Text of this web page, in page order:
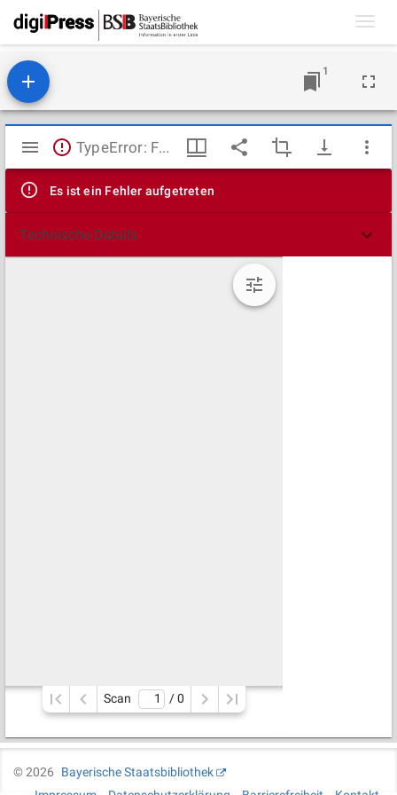
1
Mirador
Viewer
TypeError: Failed to fetch
Es ist ein Fehler aufgetreten
Technische Details
Scan / 0
©2026
Bayerische Staatsbibliothek